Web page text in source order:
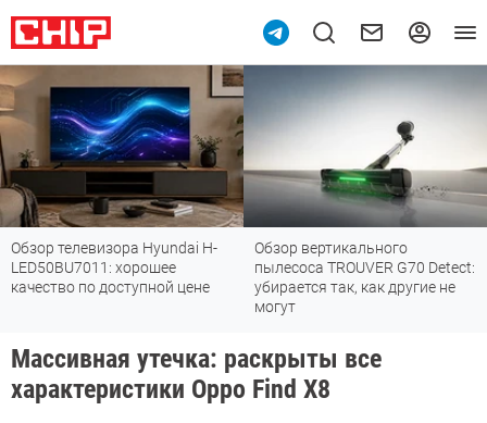
Обзор телевизора Hyundai H-
LED50BU7011: хорошее
качество по доступной цене
Обзор вертикального
пылесоса TROUVER G70 Detect:
убирается так, как другие не
могут
Массивная утечка: раскрыты все
характеристики Oppo Find X8